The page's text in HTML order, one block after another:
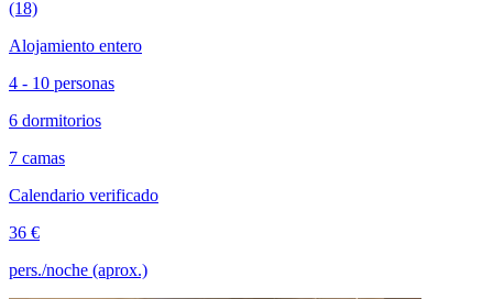
(18)
Alojamiento entero
4 - 10 personas
6 dormitorios
7 camas
Calendario verificado
36 €
pers./noche (aprox.)